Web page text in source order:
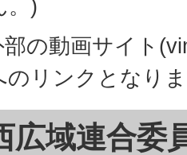
。)
の動画サイト(
のリンクとなり
広域連合委